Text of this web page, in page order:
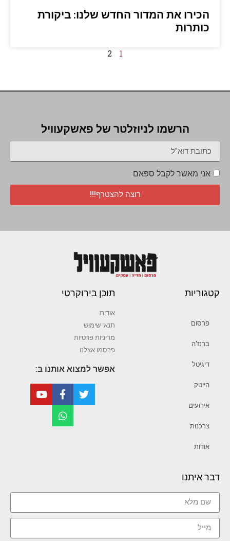
הכירו את המדור החדש שלנו: ביקורת
כותרות
1
2
הרשמו לניוזלטר של פאשקעוויל
אני מאשר לקבל ספאם
רוצה להצטרף!!!
קטגוריות
פרסום
ברנז’ה
דיגיטל
הייטק
אירועים
צרכנות
אודות
תוכן בירוקרטי
אודות
תנאי שימוש
מדיניות פרטיות
פרסמו אצלנו
אפשר למצוא אותנו ב:
דבר איתנו